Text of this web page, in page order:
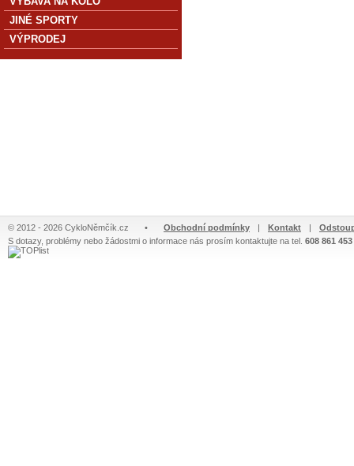
JINÉ SPORTY
VÝPRODEJ
© 2012 - 2026 CykloNěmčík.cz • Obchodní podmínky | Kontakt |
S dotazy, problémy nebo žádostmi o informace nás prosím kontaktujte na tel. 608 861 453